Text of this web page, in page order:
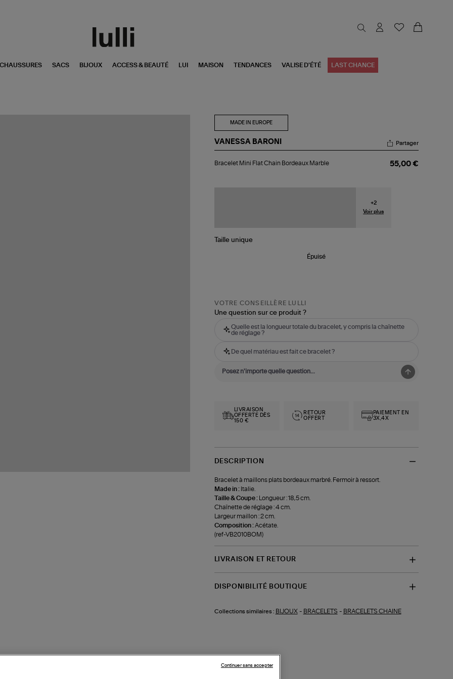
CHAUSSURES SACS BIJOUX ACCESS & BEAUTÉ LUI MAISON TENDANCES VALISE D'ÉTÉ LAST CHANCE
MADE IN EUROPE
VANESSA BARONI
Mini
Partager
Bracelet Mini Flat Chain Bordeaux Marble 55,00 €
+2
Voir plus
Taille unique
Épuisé
VOTRE CONSEILLÈRE LULLI
Une question sur ce produit ?
Quelle est la longueur totale du bracelet, y compris la chaînette
de réglage ?
De quel matériau est fait ce bracelet ?
LIVRAISON
OFFERTE DÈS
150 €
RETOUR
OFFERT
PAIEMENT EN
3X,4X
DESCRIPTION
Bracelet à maillons plats bordeaux marbré. Fermoir à ressort.
Made in : Italie.
Taille & Coupe :
Longueur : 18,5 cm.
Chaînette de réglage : 4 cm.
Largeur maillon : 2 cm.
Composition :Acétate.
(ref-VB2010BOM)
LIVRAISON ET RETOUR
DISPONIBILITÉ BOUTIQUE
Collections similaires : BIJOUX- BRACELETS - BRACELETS CHAINE
Continuer sans accepter